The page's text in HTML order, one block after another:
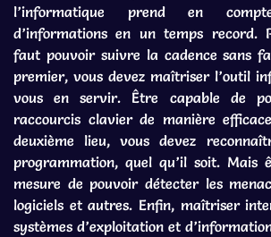
l’informatique prend en
d’informations en un temps record.
faut pouvoir suivre la cadence sans
premier, vous devez maîtriser l’outil
vous en servir. Être capable de
raccourcis clavier de manière
deuxième lieu, vous devez
programmation, quel qu’il soit. Mais
mesure de pouvoir détecter les
logiciels et autres. Enfin, maîtriser
systèmes d’exploitation et